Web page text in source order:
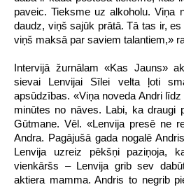
paveic. Tieksme uz alkoholu. Viņa
daudz, viņš sajūk prātā. Tā tas ir,
viņš maksā par saviem talantiem,»
Intervijā žurnālam «Kas Jauns»
sievai Lenvijai Sīlei velta ļoti
apsūdzības. «Viņa noveda Andri
minūtes no nāves. Labi, ka draugi
Gūtmane. Vēl. «Lenvija presē ne
Andra. Pagājušā gada nogalē
Lenvija uzreiz pēkšņi paziņoja,
vienkāršs – Lenvija grib sev
aktiera mamma. Andris to negrib